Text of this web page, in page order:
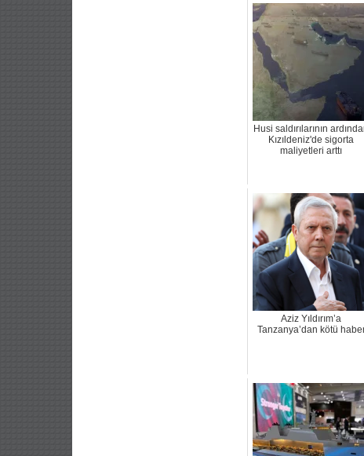
Husi saldırılarının
Kızıldeniz'de sigorta
maliyetleri arttı
Aziz Yıldırım’a
Tanzanya’dan kötü